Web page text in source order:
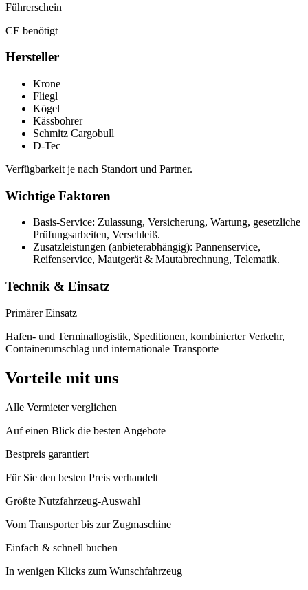
Führerschein
CE benötigt
Hersteller
Krone
Fliegl
Kögel
Kässbohrer
Schmitz Cargobull
D-Tec
Verfügbarkeit je nach Standort und Partner.
Wichtige Faktoren
Basis-Service: Zulassung, Versicherung, Wartung, gesetzliche
Prüfungsarbeiten, Verschleiß.
Zusatzleistungen (anbieterabhängig): Pannenservice,
Reifenservice, Mautgerät & Mautabrechnung, Telematik.
Technik & Einsatz
Primärer Einsatz
Hafen- und Terminallogistik, Speditionen, kombinierter Verkehr,
Containerumschlag und internationale Transporte
Vorteile mit uns
Alle Vermieter verglichen
Auf einen Blick die besten Angebote
Bestpreis garantiert
Für Sie den besten Preis verhandelt
Größte Nutzfahrzeug-Auswahl
Vom Transporter bis zur Zugmaschine
Einfach & schnell buchen
In wenigen Klicks zum Wunschfahrzeug